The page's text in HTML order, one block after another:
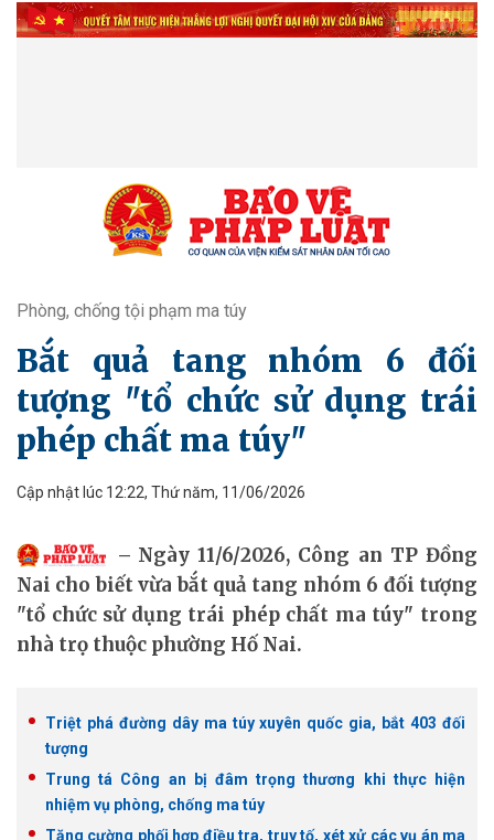
Phòng, chống tội phạm ma túy
Bắt quả tang nhóm 6 đối
tượng "tổ chức sử dụng trái
phép chất ma túy"
Cập nhật lúc 12:22, Thứ năm, 11/06/2026
Ngày 11/6/2026, Công an TP Đồng
Nai cho biết vừa bắt quả tang nhóm 6 đối tượng
"tổ chức sử dụng trái phép chất ma túy" trong
nhà trọ thuộc phường Hố Nai.
Triệt phá đường dây ma túy xuyên quốc gia, bắt 403 đối
tượng
Trung tá Công an bị đâm trọng thương khi thực hiện
nhiệm vụ phòng, chống ma túy
Tăng cường phối hợp điều tra, truy tố, xét xử các vụ án ma